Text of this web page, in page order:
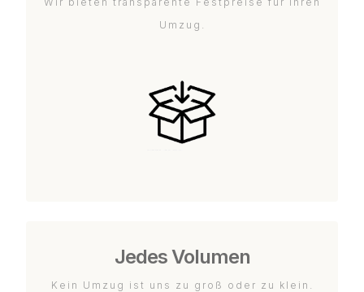
Umzug.
Jedes Volumen
Kein Umzug ist uns zu groß oder zu klein.